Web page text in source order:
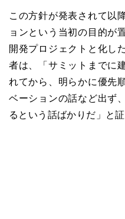
この方針が発表されて以
ョンという当初の目的が
開発プロジェクトと化し
者は、「サミットまでに
れてから、明らかに優先
ベーションの話など出ず
るという話ばかりだ」と